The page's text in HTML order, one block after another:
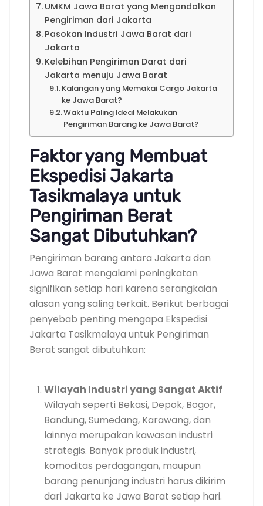
UMKM Jawa Barat yang Mengandalkan
Pengiriman dari Jakarta
Pasokan Industri Jawa Barat dari
Jakarta
Kelebihan Pengiriman Darat dari
Jakarta menuju Jawa Barat
Kalangan yang Memakai Cargo Jakarta
ke Jawa Barat?
Waktu Paling Ideal Melakukan
Pengiriman Barang ke Jawa Barat?
Faktor yang Membuat
Ekspedisi Jakarta
Tasikmalaya untuk
Pengiriman Berat
Sangat Dibutuhkan?
Pengiriman barang antara Jakarta dan
Jawa Barat mengalami peningkatan
signifikan setiap hari karena serangkaian
alasan yang saling terkait. Berikut berbagai
penyebab penting mengapa Ekspedisi
Jakarta Tasikmalaya untuk Pengiriman
Berat sangat dibutuhkan:
Wilayah Industri yang Sangat Aktif
Wilayah seperti Bekasi, Depok, Bogor,
Bandung, Sumedang, Karawang, dan
lainnya merupakan kawasan industri
strategis. Banyak produk industri,
komoditas perdagangan, maupun
barang penunjang industri harus dikirim
dari Jakarta ke Jawa Barat setiap hari.